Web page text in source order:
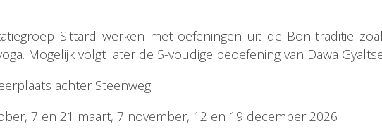
Sittard werken met oefeningen uit de Bön-traditie
Mogelijk volgt later de 5-voudige beoefening van Dawa
achter Steenweg
7 en 21 maart, 7 november, 12 en 19 december 2026